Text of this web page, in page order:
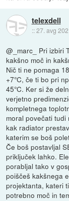
telexdell
::27. avg
@_marc_ Pri izbiri
kakšno moč in
Nič ti ne pomaga
+7°C, če ti bo pri
45°C. Ker si že
verjetno
kompletnega
moral povečati
kak radiator
katerim se boš
Če boš postavljal
priključek lahko.
porabljal tako v
poiščeš kakšnega
projektanta, kateri
potrebno moč in